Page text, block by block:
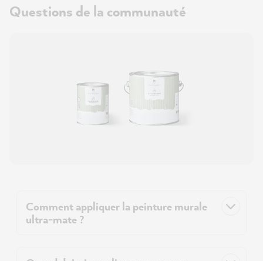
Questions de la communauté
Comment appliquer la peinture murale
ultra-mate ?